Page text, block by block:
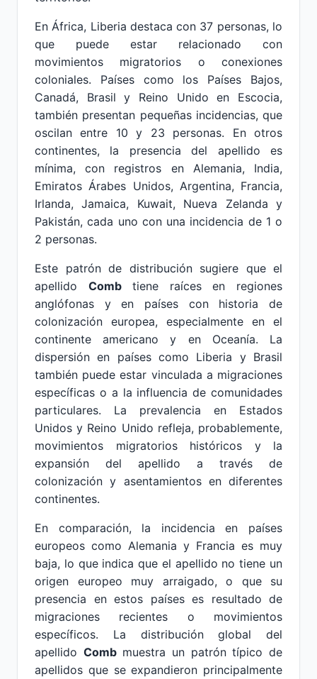
En África, Liberia destaca con 37 personas, lo
que puede estar relacionado con
movimientos migratorios o conexiones
coloniales. Países como los Países Bajos,
Canadá, Brasil y Reino Unido en Escocia,
también presentan pequeñas incidencias, que
oscilan entre 10 y 23 personas. En otros
continentes, la presencia del apellido es
mínima, con registros en Alemania, India,
Emiratos Árabes Unidos, Argentina, Francia,
Irlanda, Jamaica, Kuwait, Nueva Zelanda y
Pakistán, cada uno con una incidencia de 1 o
2 personas.
Este patrón de distribución sugiere que el
apellido Combtiene raíces en regiones
anglófonas y en países con historia de
colonización europea, especialmente en el
continente americano y en Oceanía. La
dispersión en países como Liberia y Brasil
también puede estar vinculada a migraciones
específicas o a la influencia de comunidades
particulares. La prevalencia en Estados
Unidos y Reino Unido refleja, probablemente,
movimientos migratorios históricos y la
expansión del apellido a través de
colonización y asentamientos en diferentes
continentes.
En comparación, la incidencia en países
europeos como Alemania y Francia es muy
baja, lo que indica que el apellido no tiene un
origen europeo muy arraigado, o que su
presencia en estos países es resultado de
migraciones recientes o movimientos
específicos. La distribución global del
apellido Combmuestra un patrón típico de
apellidos que se expandieron principalmente